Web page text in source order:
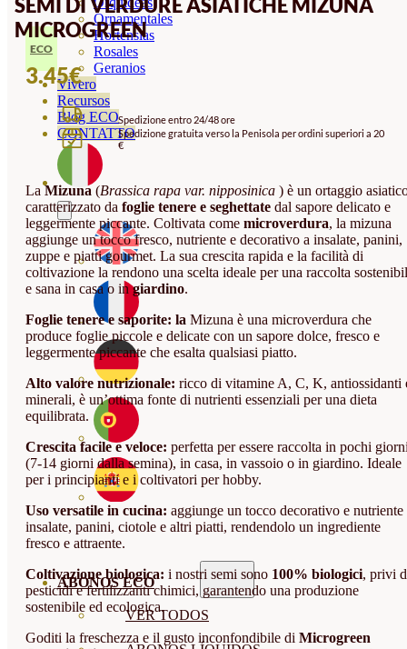
Ornamentales
Hortensias
Rosales
Geranios
Vivero
Recursos
Blog ECO
CONTATTO
ABONOS ECO
VER TODOS
MICROGREEN
ECO
3.45€
Spedizione entro 24/48 ore
Spedizione gratuita verso la Penisola per ordini superiori a 20
€
LaMizuna (Brassica rapa var. nipposinica ) è un ortaggio
caratterizzato da foglie tenere e seghettate dal sapore delicato e
leggermente piccante. Coltivata come microverdura, la mizuna
aggiunge un tocco fresco, nutriente e decorativo a insalate, panini,
zuppe e piatti gourmet. La sua crescita rapida e la facilità di
coltivazione la rendono una scelta ideale per una raccolta
e sana in casa o ingiardino.
Foglie tenere e saporite: la Mizuna è una microverdura che
produce foglie piccole e delicate con un sapore dolce, fresco e
leggermente piccante che esalta qualsiasi piatto.
Alto valore nutrizionale: ricco di vitamine A, C, K, antiossidanti
minerali, è un’ottima fonte di nutrienti essenziali per una dieta
equilibrata.
Crescita facile e veloce: perfetta per essere raccolta in pochi
(7-14 giorni dalla semina), in casa, in vassoio o in giardino. Ideale
per i principianti e i coltivatori per hobby.
Uso versatile in cucina: aggiunge un tocco decorativo e nutriente
insalate, panini, ciotole e altri piatti, rendendolo un ingrediente
fresco e attraente.
Coltivazione biologica: i nostri semi sono 100% biologici, privi
pesticidi e fertilizzanti chimici, garantendo una produzione
sostenibile ed ecologica.
Goditi la freschezza e il gusto inconfondibile di Microgreen